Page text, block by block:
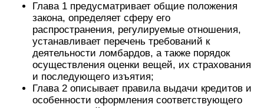
Глава 1 предусматривает общие положения
закона, определяет сферу его
распространения, регулируемые отношения,
устанавливает перечень требований к
деятельности ломбардов, а также порядок
осуществления оценки вещей, их страхования
и последующего изъятия;
Глава 2 описывает правила выдачи кредитов и
особенности оформления соответствующего